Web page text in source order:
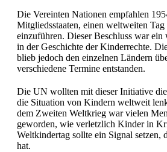
Die Vereinten Nationen empfahlen
Mitgliedsstaaten, einen weltweiten
einzuführen. Dieser Beschluss war
in der Geschichte der Kinderrechte.
blieb jedoch den einzelnen Ländern
verschiedene Termine entstanden.
Die UN wollten mit dieser Initiative
die Situation von Kindern weltweit
dem Zweiten Weltkrieg war vielen
geworden, wie verletzlich Kinder in
Weltkindertag sollte ein Signal setzen,
hat.